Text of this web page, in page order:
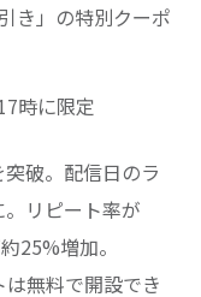
き」の特別クーポ
時に限定
破。配信日のラ
リピート率が
25%増加。
無料で開設でき